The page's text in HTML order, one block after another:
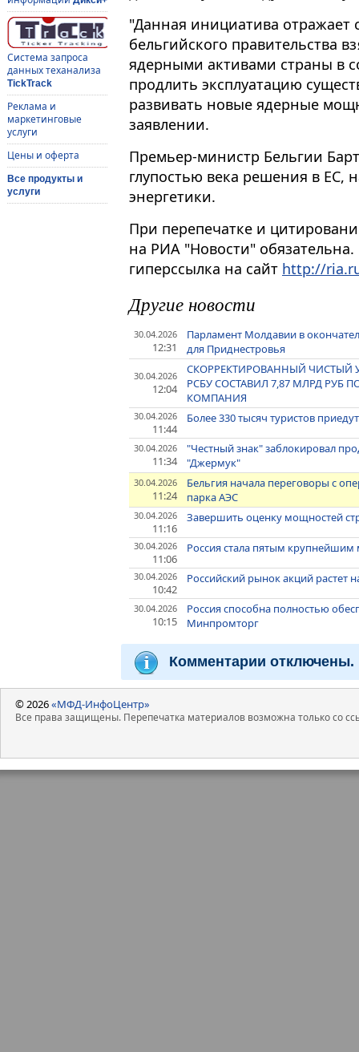
Система запроса
данных теханализа
TickTrack
Реклама и
маркетинговые
услуги
Цены и оферта
Все продукты и
услуги
"Данная инициатива отражает
бельгийского правительства
ядерными активами страны в
продлить эксплуатацию
развивать новые ядерные
заявлении.
Премьер-министр Бельгии
глупостью века решения в ЕС,
энергетики.
При перепечатке и
на РИА "Новости"
гиперссылка на сайт http://
Другие новости
30.04.2026
12:31
Парламент Молдавии в
для Приднестровья
30.04.2026
12:04
СКОРРЕКТИРОВАННЫЙ ЧИСТЫЙ
РСБУ СОСТАВИЛ 7,87 МЛРД РУБ
КОМПАНИЯ
30.04.2026
11:44
Более 330 тысяч туристов
30.04.2026
11:34
"Честный знак" заблокировал
"Джермук"
30.04.2026
11:24
Бельгия начала переговоры с
парка АЭС
30.04.2026
11:16
Завершить оценку мощностей
30.04.2026
11:06
Россия стала пятым
30.04.2026
10:42
Российский рынок акций растет
30.04.2026
10:15
Россия способна полностью
Минпромторг
Комментарии отключены.
© 2026«МФД-ИнфоЦентр»
Все права защищены. Перепечатка материалов возможна только со